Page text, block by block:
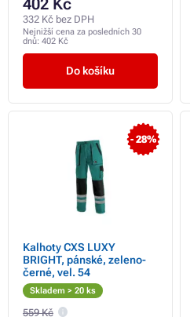
402 Kč
332 Kč bez DPH
Nejnižší cena za posledních 30
dnů: 402 Kč
Do košíku
- 28%
Kalhoty CXS LUXY
BRIGHT, pánské, zeleno-
černé, vel. 54
Skladem > 20 ks
559 Kč